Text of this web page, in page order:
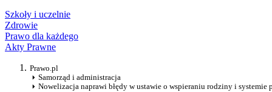
Szkoły i uczelnie
Zdrowie
Prawo dla każdego
Akty Prawne
Prawo.pl
Samorząd i administracja
Nowelizacja naprawi błędy w ustawie o wspieraniu rodziny i systemie